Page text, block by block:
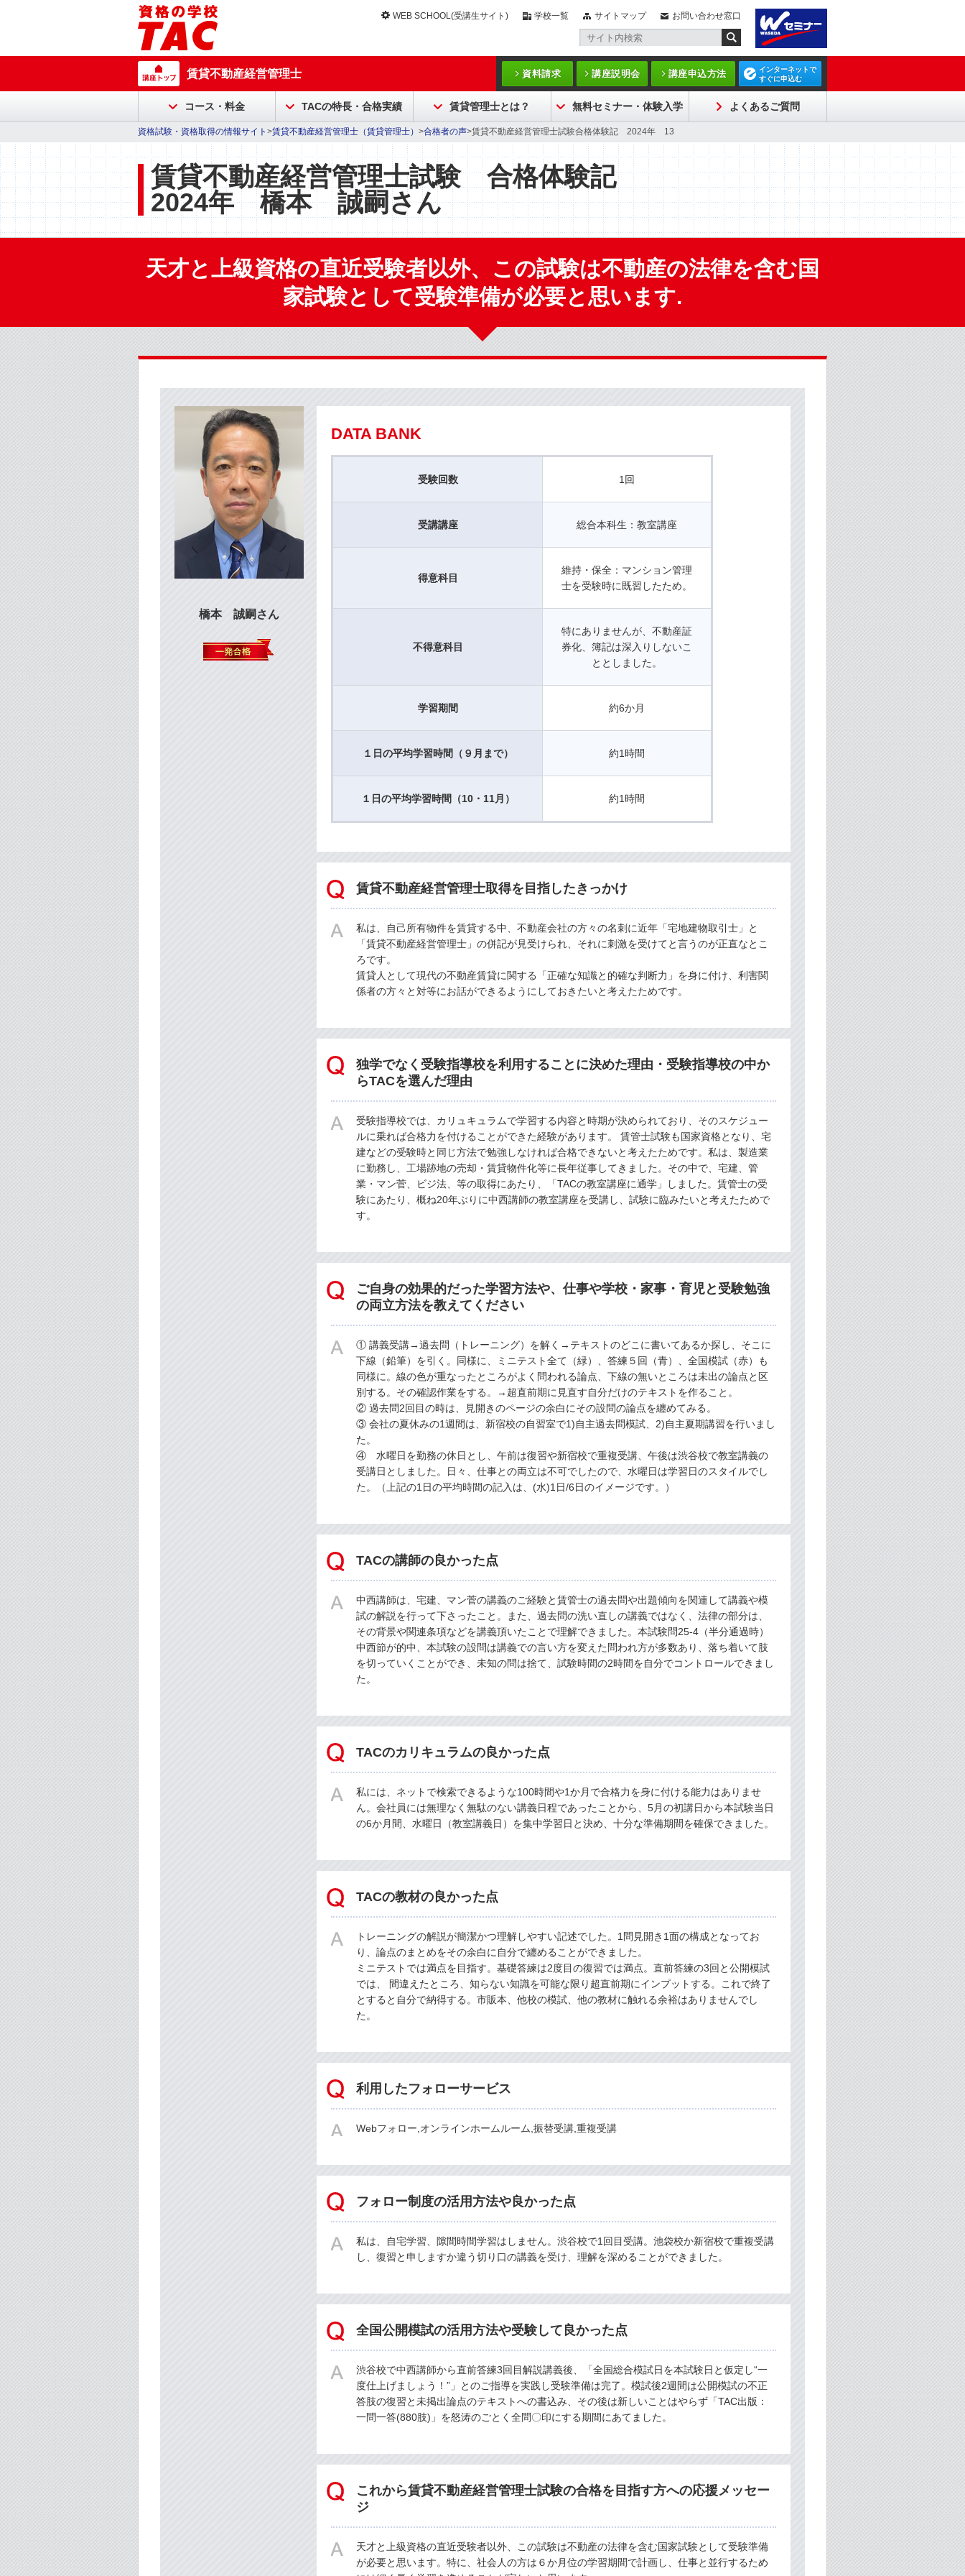
WEB SCHOOL(受講生サイト) 学校一覧 サイトマップ お問い合わせ窓口
賃貸不動産経営管理士 資料請求 講座説明会 講座申込方法
インターネットで
すぐに申込む
コース・料金 TACの特長・合格実績 賃貸管理士とは？ 無料セミナー・体験入学 よくあるご質問
資格試験・資格取得の情報サイト >賃貸不動産経営管理士（賃貸管理士） >合格者の声>賃貸不動産経営管理士試験合格体験記 2024年 13
賃貸不動産経営管理士試験 合格体験記
2024年 橋本 誠嗣さん
天才と上級資格の直近受験者以外、この試験は不動産の法律を含む国
家試験として受験準備が必要と思います.
橋本 誠嗣さん
DATA BANK
受験回数 1回
受講講座 総合本科生：教室講座
得意科目
維持・保全：マンション管理
士を受験時に既習したため。
不得意科目
特にありませんが、不動産証
券化、簿記は深入りしないこ
ととしました。
学習期間 約6か月
１日の平均学習時間（９月まで） 約1時間
１日の平均学習時間（10・11月） 約1時間
賃貸不動産経営管理士取得を目指したきっかけ
私は、自己所有物件を賃貸する中、不動産会社の方々の名刺に近年「宅地建物取引士」と
「賃貸不動産経営管理士」の併記が見受けられ、それに刺激を受けてと言うのが正直なとこ
ろです。
賃貸人として現代の不動産賃貸に関する「正確な知識と的確な判断力」を身に付け、利害関
係者の方々と対等にお話ができるようにしておきたいと考えたためです。
独学でなく受験指導校を利用することに決めた理由・受験指導校の中か
らTACを選んだ理由
受験指導校では、カリュキュラムで学習する内容と時期が決められており、そのスケジュー
ルに乗れば合格力を付けることができた経験があります。 賃管士試験も国家資格となり、宅
建などの受験時と同じ方法で勉強しなければ合格できないと考えたためです。私は、製造業
に勤務し、工場跡地の売却・賃貸物件化等に長年従事してきました。その中で、宅建、管
業・マン菅、ビジ法、等の取得にあたり、「TACの教室講座に通学」しました。賃管士の受
験にあたり、概ね20年ぶりに中西講師の教室講座を受講し、試験に臨みたいと考えたためで
す。
ご自身の効果的だった学習方法や、仕事や学校・家事・育児と受験勉強
の両立方法を教えてください
① 講義受講→過去問（トレーニング）を解く→テキストのどこに書いてあるか探し、そこに
下線（鉛筆）を引く。同様に、ミニテスト全て（緑）、答練５回（青）、全国模試（赤）も
同様に。線の色が重なったところがよく問われる論点、下線の無いところは未出の論点と区
別する。その確認作業をする。→超直前期に見直す自分だけのテキストを作ること。
② 過去問2回目の時は、見開きのページの余白にその設問の論点を纏めてみる。
③ 会社の夏休みの1週間は、新宿校の自習室で1)自主過去問模試、2)自主夏期講習を行いまし
た。
④ 水曜日を勤務の休日とし、午前は復習や新宿校で重複受講、午後は渋谷校で教室講義の
受講日としました。日々、仕事との両立は不可でしたので、水曜日は学習日のスタイルでし
た。（上記の1日の平均時間の記入は、(水)1日/6日のイメージです。）
TACの講師の良かった点
中西講師は、宅建、マン菅の講義のご経験と賃管士の過去問や出題傾向を関連して講義や模
試の解説を行って下さったこと。また、過去問の洗い直しの講義ではなく、法律の部分は、
その背景や関連条項などを講義頂いたことで理解できました。本試験問25-4（半分通過時）
中西節が的中、本試験の設問は講義での言い方を変えた問われ方が多数あり、落ち着いて肢
を切っていくことができ、未知の問は捨て、試験時間の2時間を自分でコントロールできまし
た。
TACのカリキュラムの良かった点
私には、ネットで検索できるような100時間や1か月で合格力を身に付ける能力はありませ
ん。会社員には無理なく無駄のない講義日程であったことから、5月の初講日から本試験当日
の6か月間、水曜日（教室講義日）を集中学習日と決め、十分な準備期間を確保できました。
TACの教材の良かった点
トレーニングの解説が簡潔かつ理解しやすい記述でした。1問見開き1面の構成となってお
り、論点のまとめをその余白に自分で纏めることができました。
ミニテストでは満点を目指す。基礎答練は2度目の復習では満点。直前答練の3回と公開模試
では、 間違えたところ、知らない知識を可能な限り超直前期にインプットする。これで終了
とすると自分で納得する。市販本、他校の模試、他の教材に触れる余裕はありませんでし
た。
利用したフォローサービス
Webフォロー,オンラインホームルーム,振替受講,重複受講
フォロー制度の活用方法や良かった点
私は、自宅学習、隙間時間学習はしません。渋谷校で1回目受講。池袋校か新宿校で重複受講
し、復習と申しますか違う切り口の講義を受け、理解を深めることができました。
全国公開模試の活用方法や受験して良かった点
渋谷校で中西講師から直前答練3回目解説講義後、「全国総合模試日を本試験日と仮定し“一
度仕上げましょう！”」とのご指導を実践し受験準備は完了。模試後2週間は公開模試の不正
答肢の復習と未掲出論点のテキストへの書込み、その後は新しいことはやらず「TAC出版：
一問一答(880肢)」を怒涛のごとく全問〇印にする期間にあてました。
これから賃貸不動産経営管理士試験の合格を目指す方への応援メッセー
ジ
天才と上級資格の直近受験者以外、この試験は不動産の法律を含む国家試験として受験準備
が必要と思います。特に、社会人の方は６か月位の学習期間で計画し、仕事と並行するため